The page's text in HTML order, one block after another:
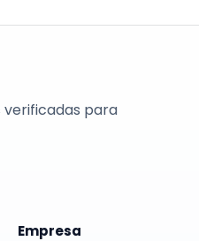
verificadas para
Empresa